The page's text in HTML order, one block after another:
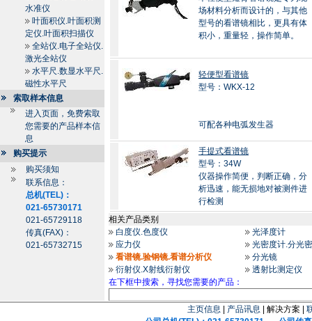
水准仪
叶面积仪.叶面积测
定仪.叶面积扫描仪
全站仪.电子全站仪.
激光全站仪
水平尺.数显水平尺.
磁性水平尺
索取样本信息
进入页面，免费索取
您需要的产品样本信
息
购买提示
购买须知
联系信息：
总机(TEL)：
021-65730171
021-65729118
传真(FAX)：
021-65732715
场材料分析而设计的，与其他
型号的看谱镜相比，更具有体
积小，重量轻，操作简单。
轻便型看谱镜
型号：WKX-12
可配各种电弧发生器
手提式看谱镜
型号：34W
仪器操作简便，判断正确，分
析迅速，能无损地对被测件进
行检测
相关产品类别
白度仪.色度仪
光泽度计
应力仪
光密度计.分光
看谱镜.验钢镜.看谱分析仪
分光镜
衍射仪.X射线衍射仪
透射比测定仪
在下框中搜索，寻找您需要的产品：
主页信息 产品讯息 | 解决方案 |